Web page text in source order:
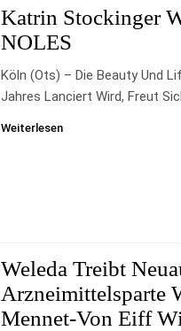
Katrin Stockinger
NOLES
Köln (ots) – Die Beauty Und
Jahres Lanciert Wird, Freut
Weiterlesen
Weleda Treibt
Arzneimittelsparte
Mennet-Von Eiff